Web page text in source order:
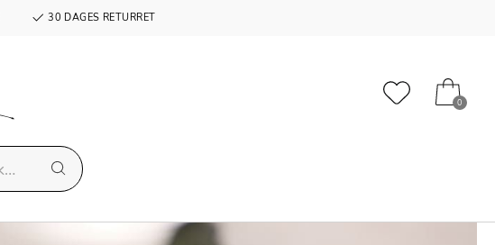
30 DAGES RETURRET
0